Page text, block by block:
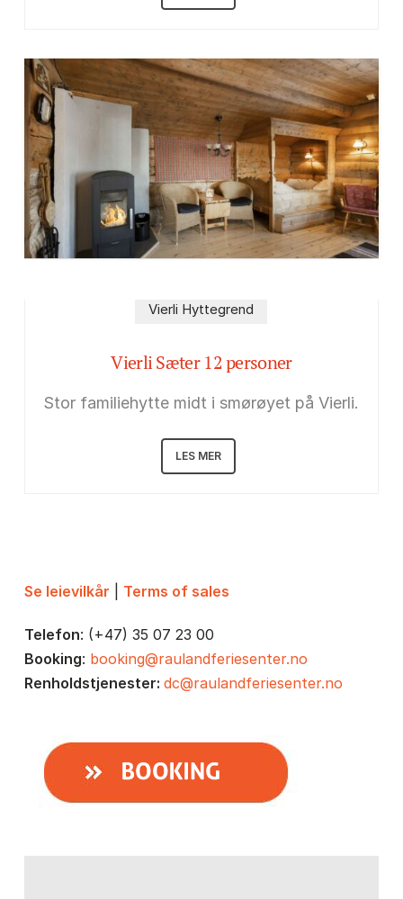
Vierli Hyttegrend
Vierli Sæter 12 personer
Stor familiehytte midt i smørøyet på Vierli.
LES MER
Se leievilkår Terms of sales
Telefon: (+47) 35 07 23 00
Booking: booking@raulandferiesenter.no
Renholdstjenester: dc@raulandferiesenter.no